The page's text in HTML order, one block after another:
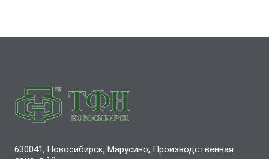
630041, Новосибирск, Марусино, Производственная